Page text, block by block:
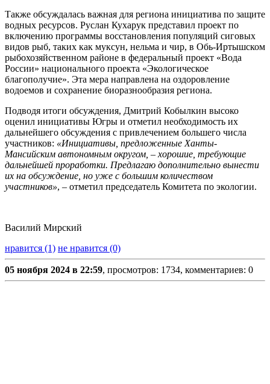
Также обсуждалась важная для региона инициатива по защите
водных ресурсов. Руслан Кухарук представил проект по
включению программы восстановления популяций сиговых
видов рыб, таких как муксун, нельма и чир, в Обь-Иртышском
рыбохозяйственном районе в федеральный проект «Вода
России» национального проекта «Экологическое
благополучие». Эта мера направлена на оздоровление
водоемов и сохранение биоразнообразия региона.
Подводя итоги обсуждения, Дмитрий Кобылкин высоко
оценил инициативы Югры и отметил необходимость их
дальнейшего обсуждения с привлечением большего числа
участников: «Инициативы, предложенные Ханты-
Мансийским автономным округом, – хорошие, требующие
дальнейшей проработки. Предлагаю дополнительно вынести
их на обсуждение, но уже с большим количеством
участников», – отметил председатель Комитета по экологии.
Василий Мирский
нравится (1) не нравится (0)
05 ноября 2024 в 22:59, просмотров: 1734, комментариев: 0